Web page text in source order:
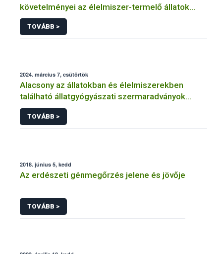
követelményei az élelmiszer-termelő állatok
esetében
TOVÁBB >
2024. március 7, csütörtök
Alacsony az állatokban és élelmiszerekben
található állatgyógyászati szermaradványok
szintje
TOVÁBB >
2018. június 5, kedd
Az erdészeti génmegőrzés jelene és jövője
TOVÁBB >